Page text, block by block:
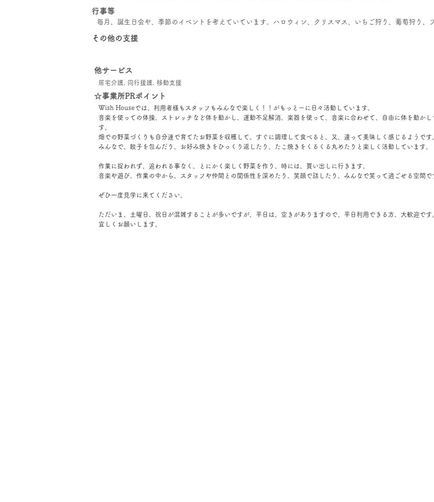
行事等
毎月、誕生日会や、季節のイベントを考えていています。ハロウィン、クリスマス、いちご狩り、葡萄狩り、
その他の支援
他サービス
居宅介護, 同行援護, 移動支援
☆事業所PRポイント
Wish Houseでは、利用者様もスタッフもみんなで楽しく！！がもっとーに日々活動しています。
音楽を使っての体操、ストレッチなど体を動かし、運動不足解消、楽器を使って、音楽に合わせて、自由に体を動か
す。
畑での野菜づくりも自分達で育てたお野菜を収穫して、すぐに調理して食べると、又、違って美味しく感じるようです
みんなで、餃子を包んだり、お好み焼きをひっくり返したり、たこ焼きをくるくる丸めたりと楽しく活動しています。
作業に捉われず、追われる事なく、とにかく楽しく野菜を作り、時には、買い出しに行きます。
音楽や遊び、作業の中から、スタッフや仲間との関係性を深めたり、笑顔で話したり、みんなで笑って過ごせる空間で
ぜひ一度見学に来てください。
ただいま、土曜日、祝日が混雑することが多いですが、平日は、空きがありますので、平日利用できる方、大歓迎です
宜しくお願いします。